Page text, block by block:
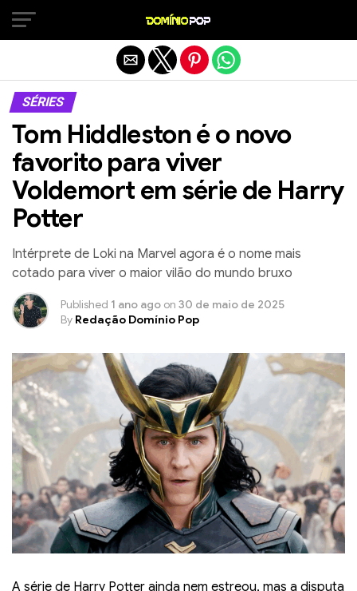
SÉRIES
Tom Hiddleston é o novo
favorito para viver
Voldemort em série de Harry
Potter
Intérprete de Loki na Marvel agora é o nome mais
cotado para viver o maior vilão do mundo bruxo
Published 1 ano ago on 30 de maio de 2025
By Redação Domínio Pop
A série de Harry Potter ainda nem estreou, mas a disputa
Sair da versão mobile